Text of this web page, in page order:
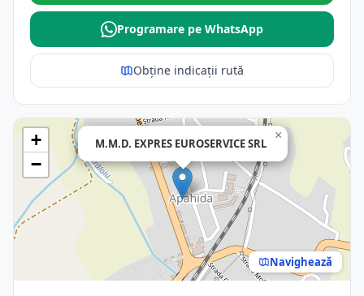
Programare pe WhatsApp
Obține indicații rută
M.M.D. EXPRES EUROSERVICE SRL
×
+
−
Navighează